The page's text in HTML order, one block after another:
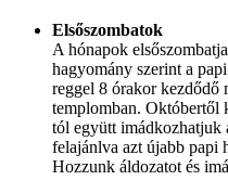
Elsőszombatok
A hónapok
hagyomány szerint a
reggel 8 órakor kezdődő
templomban. Októbertől
tól együtt imádkozhatjuk
felajánlva azt újabb papi
Hozzunk áldozatot és